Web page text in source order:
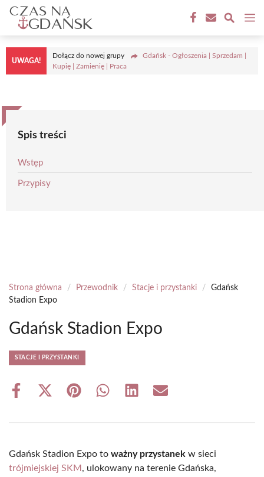
Przejdź
treści
UWAGA!
Dołącz do nowej grupy
Gdańsk - Ogłoszenia | Sprzedam |
Kupię | Zamienię | Praca
Spis treści
Wstęp
Przypisy
Strona główna / Przewodnik / Stacje i przystanki /
Gdańsk
Stadion Expo
Gdańsk Stadion Expo
STACJE I PRZYSTANKI
Share
Share
(Twitter)
Share Share Share Share
Gdańsk Stadion Expo to ważny przystanek w sieci
trójmiejskiej SKM , ulokowany na terenie Gdańska,